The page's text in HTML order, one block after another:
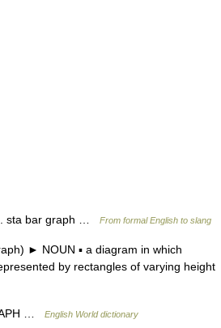
sta bar graph … From formal English to slang
► NOUN ▪ a diagram in which
by rectangles of varying height
… English World dictionary